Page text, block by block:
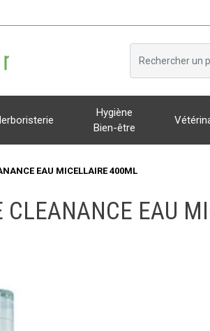
Hygiène
Bien-être
EAU MICELLAIRE 400ML
CLEANANCE EAU